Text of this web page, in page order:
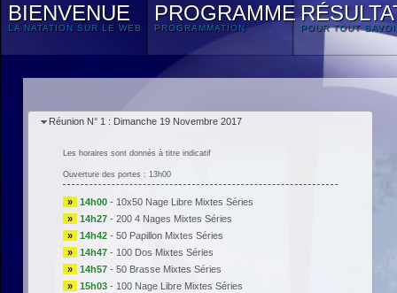
BIENVENUE
LA NATATION SUR LE WEB
PROGRAMME
PROGRAMMATION POUR TOUT
Réunion N° 1 : Dimanche 19 Novembre 2017
Les horaires sont donnés à titre indicatif
Ouverture des portes : 13h00
» 14h00- 10x50 Nage Libre Mixtes Séries
»
14h27- 200 4 Nages Mixtes Séries
»
14h42- 50 Papillon Mixtes Séries
»
14h47- 100 Dos Mixtes Séries
»
14h57- 50 Brasse Mixtes Séries
»
15h03- 100 Nage Libre Mixtes Séries